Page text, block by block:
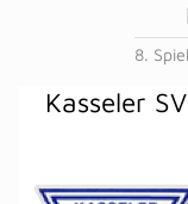
8.
Kasseler SV